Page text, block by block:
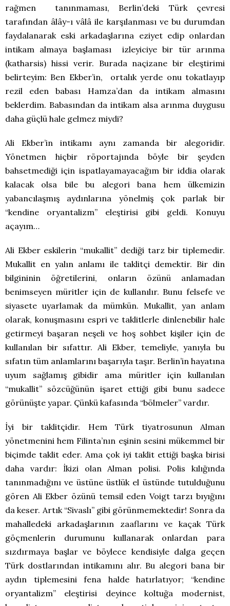
rağmen tanınmaması, Berlin’deki Türk çevresi
tarafından âlây-ı vâlâ ile karşılanması ve bu durumdan
faydalanarak eski arkadaşlarına eziyet edip onlardan
intikam almaya başlaması izleyiciye bir tür arınma
(katharsis) hissi verir. Burada naçizane bir eleştirimi
belirteyim: Ben Ekber’in, ortalık yerde onu tokatlayıp
rezil eden babası Hamza’dan da intikam almasını
beklerdim. Babasından da intikam alsa arınma duygusu
daha güçlü hale gelmez miydi?
Ali Ekber’in intikamı aynı zamanda bir alegoridir.
Yönetmen hiçbir röportajında böyle bir şeyden
bahsetmediği için ispatlayamayacağım bir iddia olarak
kalacak olsa bile bu alegori bana hem ülkemizin
yabancılaşmış aydınlarına yönelmiş çok parlak bir
“kendine oryantalizm” eleştirisi gibi geldi. Konuyu
açayım…
Ali Ekber eskilerin “mukallit” dediği tarz bir tiplemedir.
Mukallit en yalın anlamı ile taklitçi demektir. Bir din
bilgininin öğretilerini, onların özünü anlamadan
benimseyen müritler için de kullanılır. Bunu felsefe ve
siyasete uyarlamak da mümkün. Mukallit, yan anlam
olarak, konuşmasını espri ve taklitlerle dinlenebilir hale
getirmeyi başaran neşeli ve hoş sohbet kişiler için de
kullanılan bir sıfattır. Ali Ekber, temeliyle, yanıyla bu
sıfatın tüm anlamlarını başarıyla taşır. Berlin’in hayatına
uyum sağlamış gibidir ama müritler için kullanılan
“mukallit” sözcüğünün işaret ettiği gibi bunu sadece
görünüşte yapar. Çünkü kafasında “bölmeler” vardır.
İyi bir taklitçidir. Hem Türk tiyatrosunun Alman
yönetmenini hem Filinta’nın eşinin sesini mükemmel bir
biçimde taklit eder. Ama çok iyi taklit ettiği başka birisi
daha vardır: İkizi olan Alman polisi. Polis kılığında
tanınmadığını ve üstüne üstlük el üstünde tutulduğunu
gören Ali Ekber özünü temsil eden Voigt tarzı bıyığını
da keser. Artık “Sivaslı” gibi görünmemektedir! Sonra da
mahalledeki arkadaşlarının zaaflarını ve kaçak Türk
göçmenlerin durumunu kullanarak onlardan para
sızdırmaya başlar ve böylece kendisiyle dalga geçen
Türk dostlarından intikamını alır. Bu alegori bana bir
aydın tiplemesini fena halde hatırlatıyor; “kendine
oryantalizm” eleştirisi deyince koltuğa modernist,